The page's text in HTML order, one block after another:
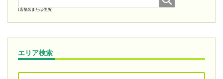
(店舗名または住所)
エリア検索